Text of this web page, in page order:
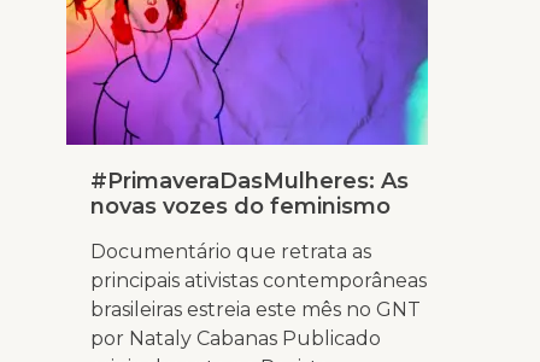
#PrimaveraDasMulheres: As
novas vozes do feminismo
Documentário que retrata as
principais ativistas contemporâneas
brasileiras estreia este mês no GNT
por Nataly Cabanas Publicado